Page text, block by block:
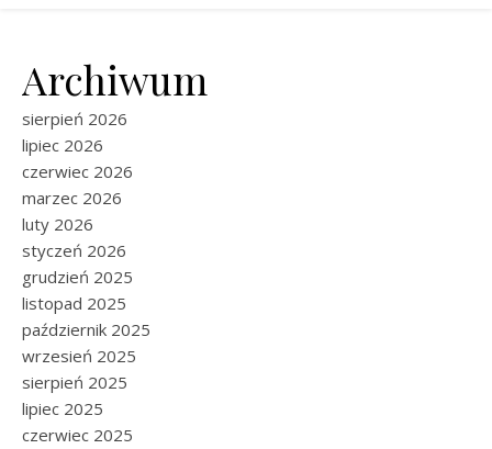
Archiwum
sierpień 2026
lipiec 2026
czerwiec 2026
marzec 2026
luty 2026
styczeń 2026
grudzień 2025
listopad 2025
październik 2025
wrzesień 2025
sierpień 2025
lipiec 2025
czerwiec 2025